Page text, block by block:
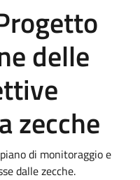
delle
zecche
di monitoraggio e
dalle zecche.